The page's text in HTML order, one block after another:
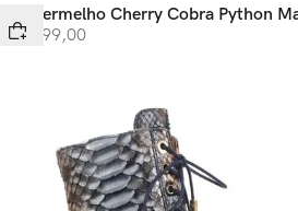
Bota Vermelho Cherry Cobra Python
R$ 4 299,00